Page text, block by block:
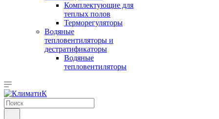
Комплектующие для
теплых полов
Терморегуляторы
Водяные
тепловентиляторы и
дестратификаторы
Водяные
тепловентиляторы